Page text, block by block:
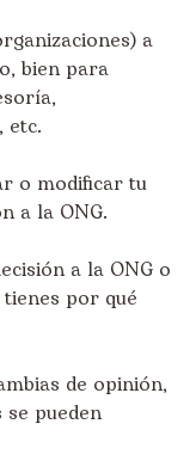
a
bien para
etc.
o modificar tu
a la ONG.
a la ONG o
por qué
de opinión,
pueden